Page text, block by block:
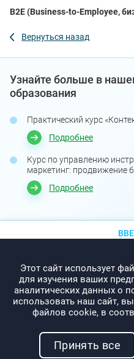
B2E (Business-to-Employee,
Вернуться назад
Узнайте больше в
образования
Практический курс
Подробнее
Курс по управлению
маркетинг: продвижение
Подробнее
Этот сайт использует
для изучения ваших
аналитических данных о
использовать наш сайт,
файлов cookie, в
Принять все
© 2000-2026.
г. Минск, ул.
УНП: